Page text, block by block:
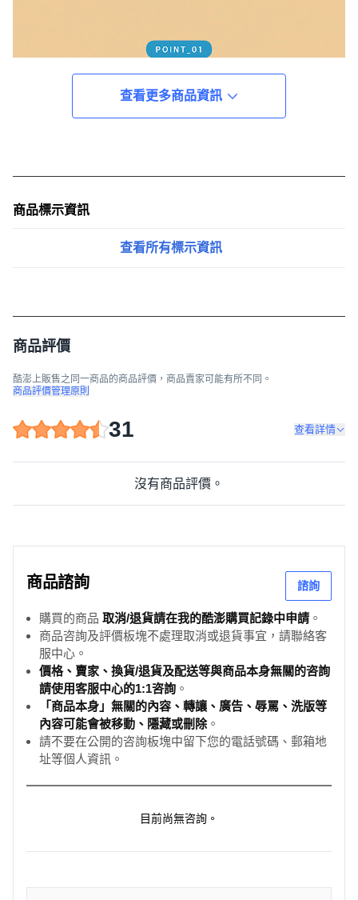
查看更多商品資訊
商品標示資訊
查看所有標示資訊
商品評價
酷澎上販售之同一商品的商品評價，商品賣家可能有所不同。
商品評價管理原則
31 查看詳情
沒有商品評價。
商品諮詢 諮詢
購買的商品 取消/退貨請在我的酷澎購買記錄中申請 。
商品咨詢及評價板塊不處理取消或退貨事宜，請聯絡客
服中心。
價格、賣家、換貨/退貨及配送等與商品本身無關的咨詢
請使用客服中心的1:1咨詢 。
「商品本身」無關的內容、轉讓、廣告、辱罵、洗版等
內容可能會被移動、隱藏或刪除。
請不要在公開的咨詢板塊中留下您的電話號碼、郵箱地
址等個人資訊。
目前尚無咨詢。